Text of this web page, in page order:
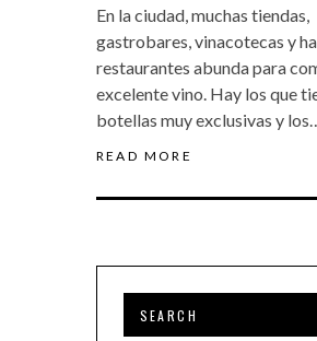
En la ciudad, muchas tiendas,
gastrobares, vinacotecas y
restaurantes abunda para
excelente vino. Hay los que
botellas muy exclusivas y
READ MORE